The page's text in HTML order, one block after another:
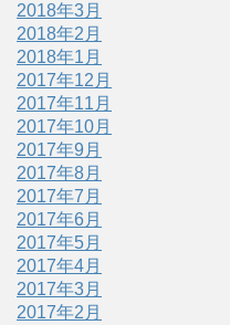
2018年3月
2018年2月
2018年1月
2017年12月
2017年11月
2017年10月
2017年9月
2017年8月
2017年7月
2017年6月
2017年5月
2017年4月
2017年3月
2017年2月